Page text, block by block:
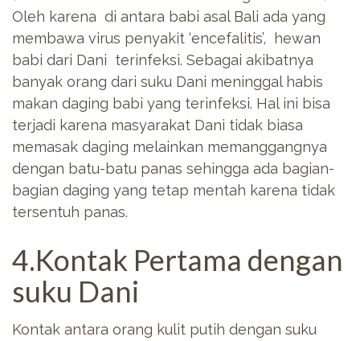
Oleh karena di antara babi asal Bali ada yang
membawa virus penyakit ‘encefalitis’, hewan
babi dari Dani terinfeksi. Sebagai akibatnya
banyak orang dari suku Dani meninggal habis
makan daging babi yang terinfeksi. Hal ini bisa
terjadi karena masyarakat Dani tidak biasa
memasak daging melainkan memanggangnya
dengan batu-batu panas sehingga ada bagian-
bagian daging yang tetap mentah karena tidak
tersentuh panas.
4.Kontak Pertama dengan
suku Dani
Kontak antara orang kulit putih dengan suku